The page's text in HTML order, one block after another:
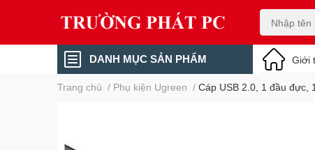
DANH MỤC SẢN PHẨM Giới
Trang chủ / Phụ kiện Ugreen / Cáp USB 2.0, 1 đầu đực,